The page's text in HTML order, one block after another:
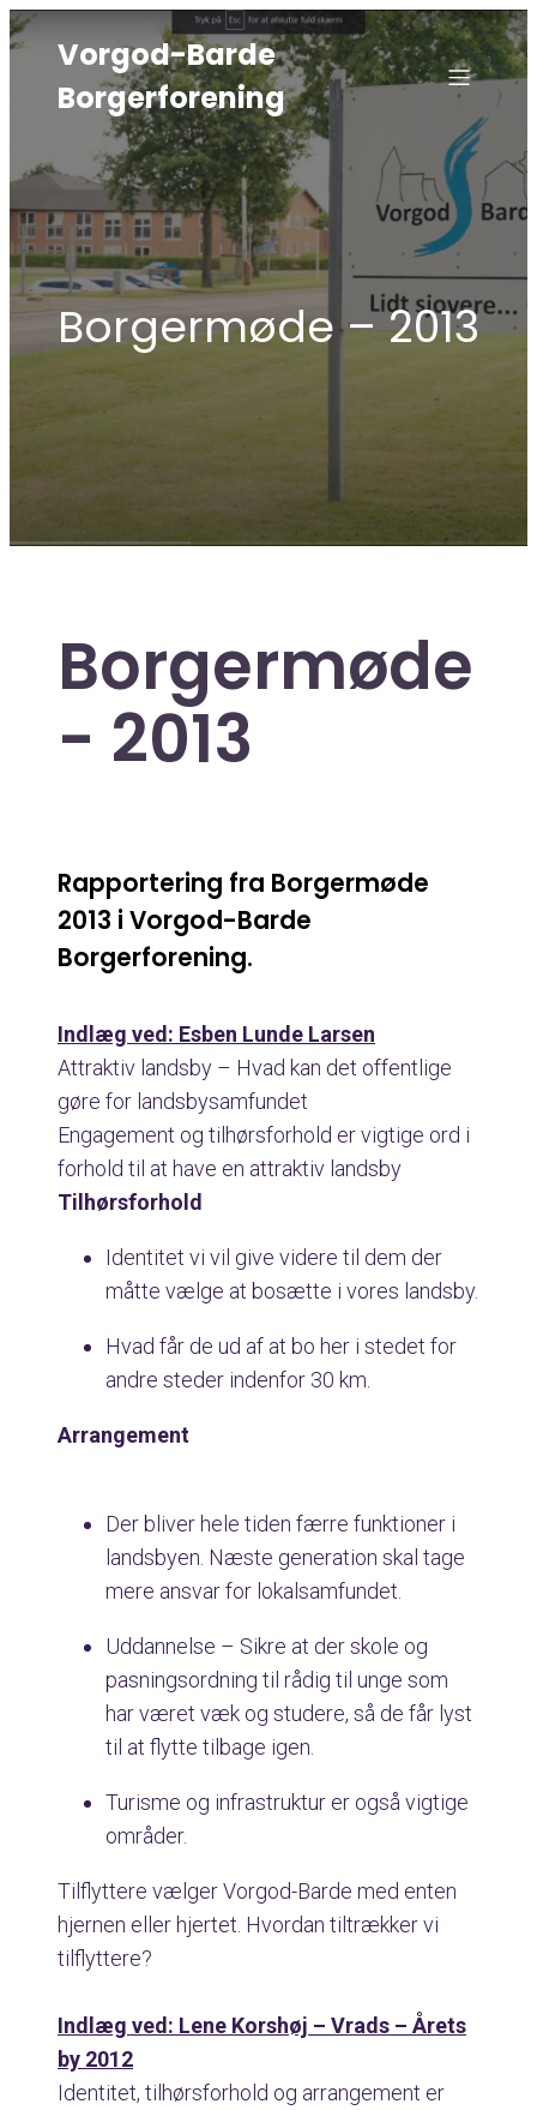
Vorgod-Barde
Borgerforening
Borgermøde – 2013
Borgermøde
- 2013
Rapportering fra Borgermøde
2013 i Vorgod-Barde
Borgerforening.
Indlæg ved: Esben Lunde Larsen
Attraktiv landsby – Hvad kan det offentlige
gøre for landsbysamfundet
Engagement og tilhørsforhold er vigtige ord i
forhold til at have en attraktiv landsby
Tilhørsforhold
Identitet vi vil give videre til dem der
måtte vælge at bosætte i vores landsby.
Hvad får de ud af at bo her i stedet for
andre steder indenfor 30 km.
Arrangement
Der bliver hele tiden færre funktioner i
landsbyen. Næste generation skal tage
mere ansvar for lokalsamfundet.
Uddannelse – Sikre at der skole og
pasningsordning til rådig til unge som
har været væk og studere, så de får lyst
til at flytte tilbage igen.
Turisme og infrastruktur er også vigtige
områder.
Tilflyttere vælger Vorgod-Barde med enten
hjernen eller hjertet. Hvordan tiltrækker vi
tilflyttere?
Indlæg ved: Lene Korshøj – Vrads – Årets
by 2012
Identitet, tilhørsforhold og arrangement er